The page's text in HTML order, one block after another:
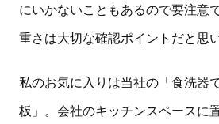
にいかないこともあるので要注意
重さは大切な確認ポイントだと思い
私のお気に入りは当社の「食洗器
板」。会社のキッチンスペースに